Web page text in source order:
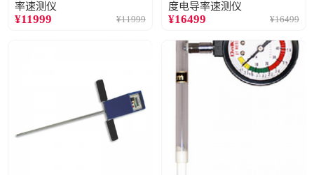
率速测仪
¥11999 ¥11999
度电导率速测仪
¥16499 ¥16499